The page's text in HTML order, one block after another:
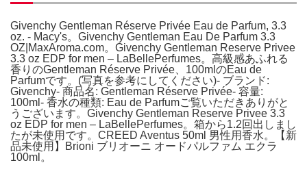
Givenchy Gentleman Réserve Privée Eau de Parfum, 3.3
oz. - Macy's。Givenchy Gentleman Eau De Parfum 3.3
OZ|MaxAroma.com。Givenchy Gentleman Reserve Privee
3.3 oz EDP for men – LaBellePerfumes。高級感あふれる
香りのGentleman Réserve Privée、100mlのEau de
Parfumです。(写真を参考にしてください)- ブランド:
Givenchy- 商品名: Gentleman Réserve Privée- 容量:
100ml- 香水の種類: Eau de Parfumご覧いただきありがと
うございます。Givenchy Gentleman Reserve Privee 3.3
oz EDP for men – LaBellePerfumes。箱から1.2回出しまし
たが未使用です。CREED Aventus 50ml 男性用香水。【新
品未使用】Brioni ブリオーニ オードパルファム エクラ
100ml。